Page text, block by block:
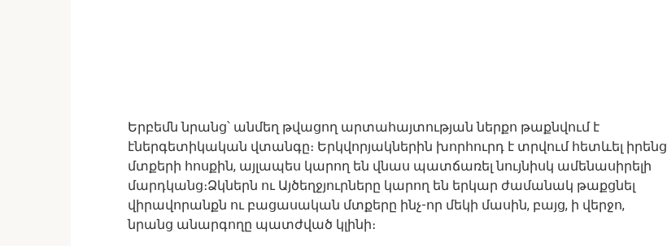
Երբեմն նրանց՝ անմեղ թվացող արտահայտության ներքո թաքնվում է
էներգետիկական վտանգը։ Երկվորյակներին խորհուրդ է տրվում հետևել իրենց
մտքերի հոսքին, այլապես կարող են վնաս պատճառել նույնիսկ ամենասիրելի
մարդկանց։Ձկներն ու Այծեղջյուրները կարող են երկար ժամանակ թաքցնել
վիրավորանքն ու բացասական մտքերը ինչ-որ մեկի մասին, բայց, ի վերջո,
նրանց անարգողը պատժված կլինի։